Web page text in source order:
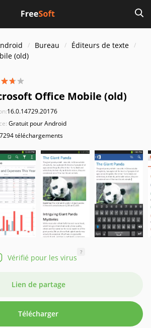
Bureau
Éditeurs de texte
(old)
Office Mobile (old)
16.0.14729.20176
Gratuit pour Android
téléchargements
Vérifié pour les virus
?
Lien de partage
Télécharger